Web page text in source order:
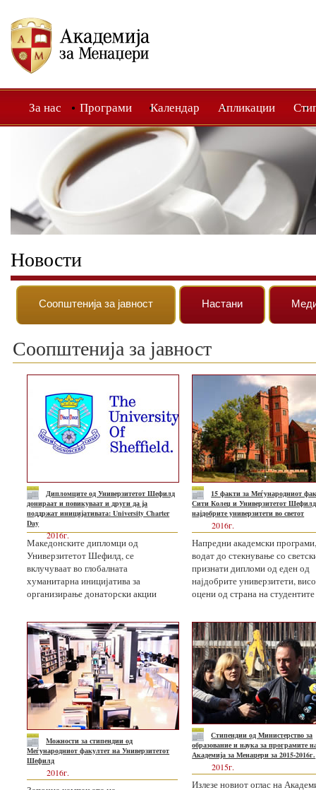
За нас Програми Календар Апликации
Новости
Соопштенија за јавност Настани
Соопштенија за јавност
Дипломците од Универзитетот Шефилд
донираат и повикуваат и други да ја
поддржат иницијативата: University Charter
Day
2016г.
Македонските дипломци од
Универзитетот Шефилд, се
вклучуваат во глобалната
хуманитарна иницијатива за
организирање донаторски акции
15 факти зa Меѓународниот
Сити Колеџ и Универзитетот
најдобрите универзитети во светот
2016г.
Напредни академски
водат до стекнување со
признати дипломи од еден од
најдобрите универзитети,
оцени од страна на студентите
Mожности за стипендии од
Меѓународниот факултет на Универзитетот
Шефилд
2016г.
Стипендии од Министерство за
образование и наука за програмите
Академија за Менаџери за 2015-2016г.
2015г.
Излезе новиот оглас на